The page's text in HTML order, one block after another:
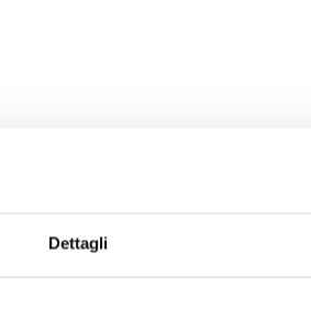
Dettagli